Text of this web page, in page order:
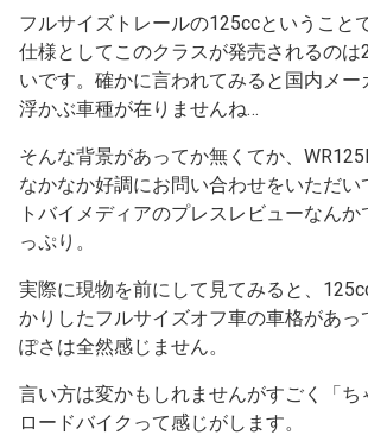
フルサイズトレールの125ccということ
仕様としてこのクラスが発売されるのは
いです。確かに言われてみると国内メー
浮かぶ車種が在りませんね…
そんな背景があってか無くてか、
なかなか好調にお問い合わせをいただい
トバイメディアのプレスレビューなん
っぷり。
実際に現物を前にして見てみると、
かりしたフルサイズオフ車の車格があっ
ぽさは全然感じません。
言い方は変かもしれませんがすごく「ち
ロードバイクって感じがします。